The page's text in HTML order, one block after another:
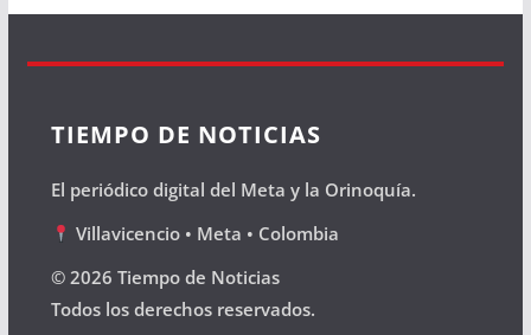
TIEMPO DE NOTICIAS
El periódico digital del Meta y la Orinoquía.
Villavicencio • Meta • Colombia
© 2026 Tiempo de Noticias
Todos los derechos reservados.